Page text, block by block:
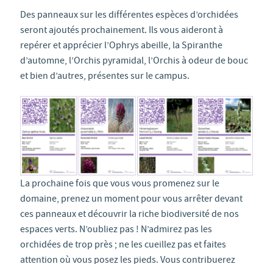
Des panneaux sur les différentes espèces d’orchidées
seront ajoutés prochainement. Ils vous aideront à
repérer et apprécier l’Ophrys abeille, la Spiranthe
d’automne, l’Orchis pyramidal, l’Orchis à odeur de bouc
et bien d’autres, présentes sur le campus.
La prochaine fois que vous vous promenez sur le
domaine, prenez un moment pour vous arrêter devant
ces panneaux et découvrir la riche biodiversité de nos
espaces verts. N’oubliez pas ! N’admirez pas les
orchidées de trop près ; ne les cueillez pas et faites
attention où vous posez les pieds. Vous contribuerez